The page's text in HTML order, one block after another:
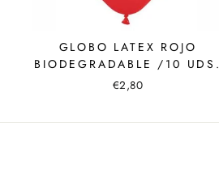
GLOBO LATEX ROJO
BIODEGRADABLE /10 UDS.
€2,80